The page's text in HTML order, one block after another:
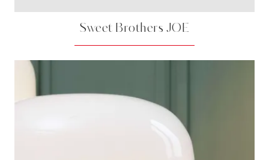
Sweet Brothers JOE